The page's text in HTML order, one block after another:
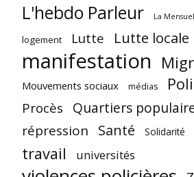
L'hebdo Parleur La
logement
Lutte Lutte locale
manifestation
Mouvements sociaux médias
Procès Quartiers
répression Santé Solidarité
travail universités